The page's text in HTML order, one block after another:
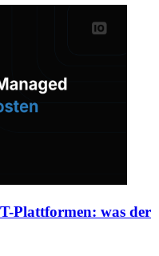
Plattformen: was der